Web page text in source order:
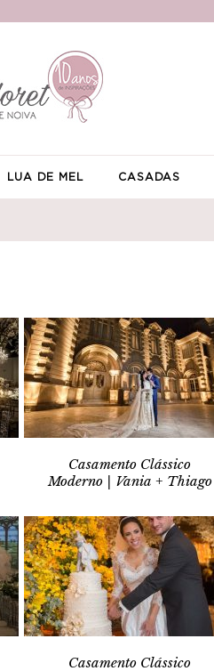
LUA DE MEL CASADAS
Casamento Clássico
Moderno | Vania + Thiago
Casamento Clássico